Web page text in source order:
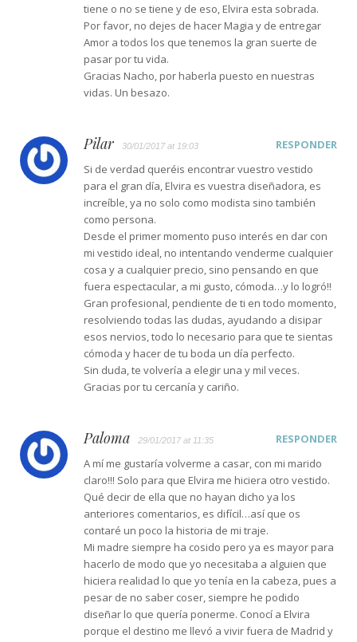
tiene o no se tiene y de eso, Elvira esta sobrada.
Por favor, no dejes de hacer Magia y de entregar
Amor a todos los que tenemos la gran suerte de
pasar por tu vida.
Gracias Nacho, por haberla puesto en nuestras
vidas. Un besazo.
Pilar 30/01/2017 at 19:03
RESPONDER
Si de verdad queréis encontrar vuestro vestido
para el gran día, Elvira es vuestra diseñadora, es
increíble, ya no solo como modista sino también
como persona.
Desde el primer momento puso interés en dar con
mi vestido ideal, no intentando venderme cualquier
cosa y a cualquier precio, sino pensando en que
fuera espectacular, a mi gusto, cómoda…y lo logró!!
Gran profesional, pendiente de ti en todo momento,
resolviendo todas las dudas, ayudando a disipar
esos nervios, todo lo necesario para que te sientas
cómoda y hacer de tu boda un día perfecto.
Sin duda, te volvería a elegir una y mil veces.
Gracias por tu cercanía y cariño.
Paloma 29/01/2017 at 11:35
RESPONDER
A mí me gustaría volverme a casar, con mi marido
claro!!! Solo para que Elvira me hiciera otro vestido.
Qué decir de ella que no hayan dicho ya los
anteriores comentarios, es difícil…así que os
contaré un poco la historia de mi traje.
Mi madre siempre ha cosido pero ya es mayor para
hacerlo de modo que yo necesitaba a alguien que
hiciera realidad lo que yo tenía en la cabeza, pues a
pesar de no saber coser, siempre he podido
diseñar lo que quería ponerme. Conocí a Elvira
porque el destino me llevó a vivir fuera de Madrid y